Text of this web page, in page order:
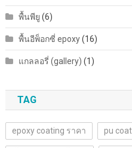
พื้นพียู (6)
พื้นอีพ็อกซี่ epoxy(16)
แกลลอรี่ (gallery) (1)
TAG
epoxy coating ราคา pu